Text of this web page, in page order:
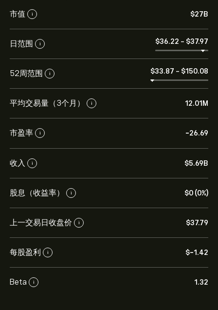
市值 i ‎$‎27B
日范围 i ‎$‎36.22 - ‎$‎37.97
52周范围 i ‎$‎33.87 - ‎$‎150.08
平均交易量（3个月） i 12.01M
市盈率 i -26.69
收入 i ‎$‎5.69B
股息（收益率） i ‎$‎0 (0%)
上一交易日收盘价 i ‎$‎37.79
每股盈利 i ‎$‎-1.42
Beta i 1.32